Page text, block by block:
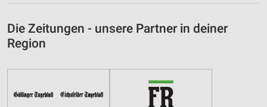
Die Zeitungen - unsere Partner in deiner
Region